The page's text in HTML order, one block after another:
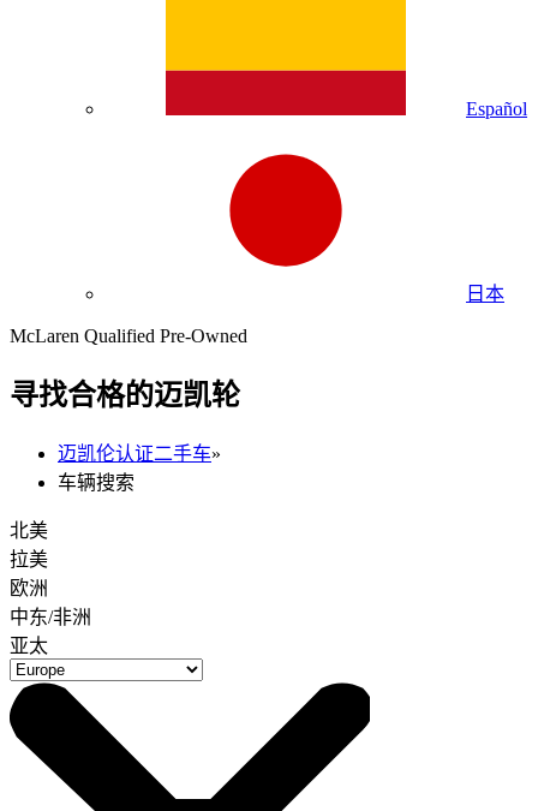
Español
日本
McLaren Qualified Pre-Owned
寻找合格的迈凯轮
迈凯伦认证二手车»
车辆搜索
北美
拉美
欧洲
中东/非洲
亚太